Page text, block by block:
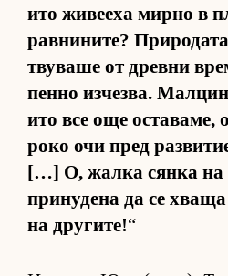
ито жи­ве­еха мирно в
рав­ни­ни­те?
т­ву­ваше от древни
пенно из­чез­ва.
ито все още
роко очи пред
[…] О, жалка сянка на
при­ну­дена да се
на дру­ги­те!“